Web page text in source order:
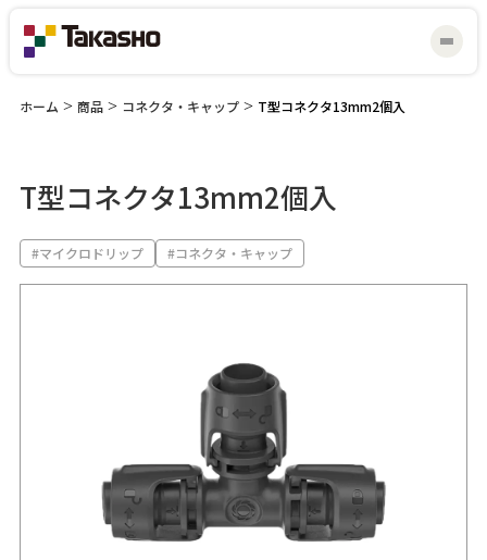
ホーム > 商品> コネクタ・キャップ> T型コネクタ13mm2個入
T型コネクタ13mm2個入
#マイクロドリップ #コネクタ・キャップ